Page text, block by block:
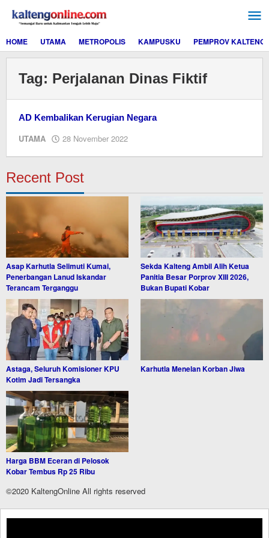
konten
HOME
UTAMA METROPOLIS KAMPUSKU PEMPROV KALTENG
Tag: Perjalanan Dinas Fiktif
AD Kembalikan Kerugian Negara
UTAMA 28 November 2022
Recent Post
Asap Karhutla Selimuti Kumai,
Penerbangan Lanud Iskandar
Terancam Terganggu
Sekda Kalteng Ambil Alih Ketua
Panitia Besar Porprov XIII 2026,
Bukan Bupati Kobar
Astaga, Seluruh Komisioner KPU
Kotim Jadi Tersangka
Karhutla Menelan Korban Jiwa
Harga BBM Eceran di Pelosok
Kobar Tembus Rp 25 Ribu
©2020 KaltengOnline All rights reserved